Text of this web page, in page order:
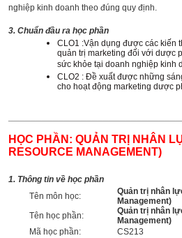
nghiệp kinh doanh theo đúng quy định.
3. Chuẩn đầu ra học phần
CLO1 :Vận dụng được các kiến
quản trị marketing đối với dược
sức khỏe tại doanh nghiệp kinh
CLO2 : Đề xuất được những
cho hoạt động marketing dược
HỌC PHẦN: QUẢN TRỊ NHÂN
RESOURCE MANAGEMENT)
1. Thông tin về học phần
Tên môn học:
Quản trị nhân
Management)
Tên học phần:
Quản trị nhân
Management)
Mã học phần:
CS213